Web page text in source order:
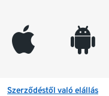
appleinc android
Szerződéstől való elállás